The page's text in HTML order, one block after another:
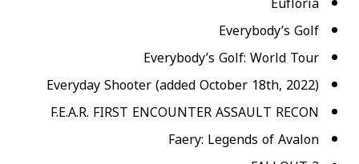
Everybody’s Golf
Everybody’s Golf: World Tour
Everyday Shooter (added October 18th, 2022)
F.E.A.R. FIRST ENCOUNTER ASSAULT RECON
Faery: Legends of Avalon